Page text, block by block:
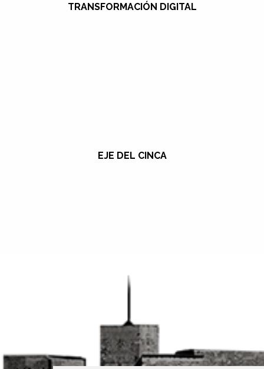
TRANSFORMACIÓN DIGITAL
EJE DEL CINCA